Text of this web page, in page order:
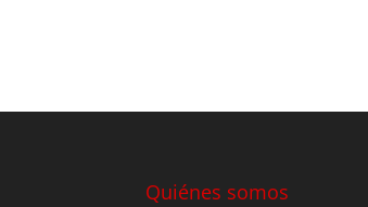
Quiénes somos